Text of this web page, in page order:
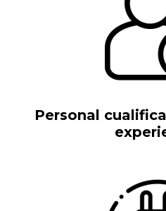
Personal